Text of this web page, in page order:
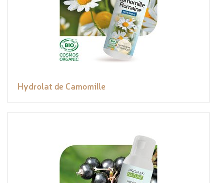
Hydrolat de Camomille